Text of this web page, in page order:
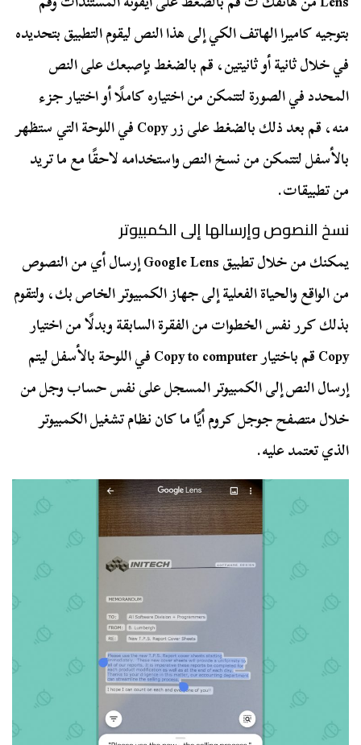
بتوجيه كاميرا الهاتف الكي إلى هذا النص ليقوم التطبيق بتحديده
في خلال ثانية أو ثانيتين، قم بالضغط بإصبعك على النص
المحدد في الصورة لتتمكن من اختياره كاملًا أو اختيار جزء
منه، قم بعد ذلك بالضغط على زر Copy في اللوحة التي ستظهر
بالأسفل لتتمكن من نسخ النص واستخدامه لاحقًا مع ما تريد
من تطبيقات.
نسخ النصوص وإرسالها إلى الكمبيوتر
يمكنك من خلال تطبيق Google Lens إرسال أي من النصوص
من الواقع والحياة الفعلية إلى جهاز الكمبيوتر الخاص بك، ولتقوم
بذلك كرر نفس الخطوات من الفقرة السابقة وبدلًا من اختيار
Copy قم باختيار Copy to computer في اللوحة بالأسفل ليتم
إرسال النص إلى الكمبيوتر المسجل على نفس حساب وجل من
خلال متصفح جوجل كروم أيًا ما كان نظام تشغيل الكمبيوتر
الذي تعتمد عليه.